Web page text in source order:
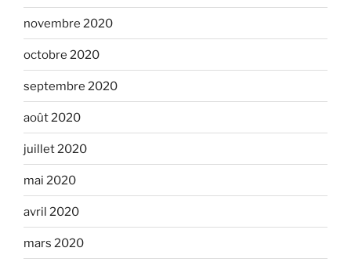
novembre 2020
octobre 2020
septembre 2020
août 2020
juillet 2020
mai 2020
avril 2020
mars 2020